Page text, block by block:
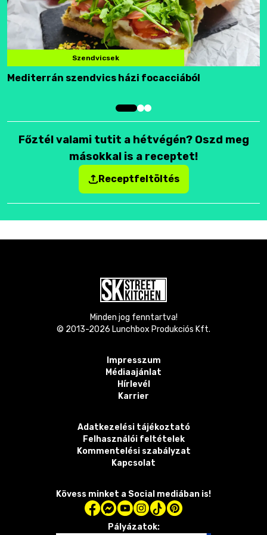
Szendvicsek
Mediterrán szendvics házi focacciából
Főztél valami tutit a hétvégén? Oszd meg
másokkal is a receptet!
Receptfeltöltés
Minden jog fenntartva!
© 2013-2026 Lunchbox Produkciós Kft.
Impresszum
Médiaajánlat
Hírlevél
Karrier
Adatkezelési tájékoztató
Felhasználói feltételek
Kommentelési szabályzat
Kapcsolat
Kövess minket a Social mediában is!
Pályázatok: